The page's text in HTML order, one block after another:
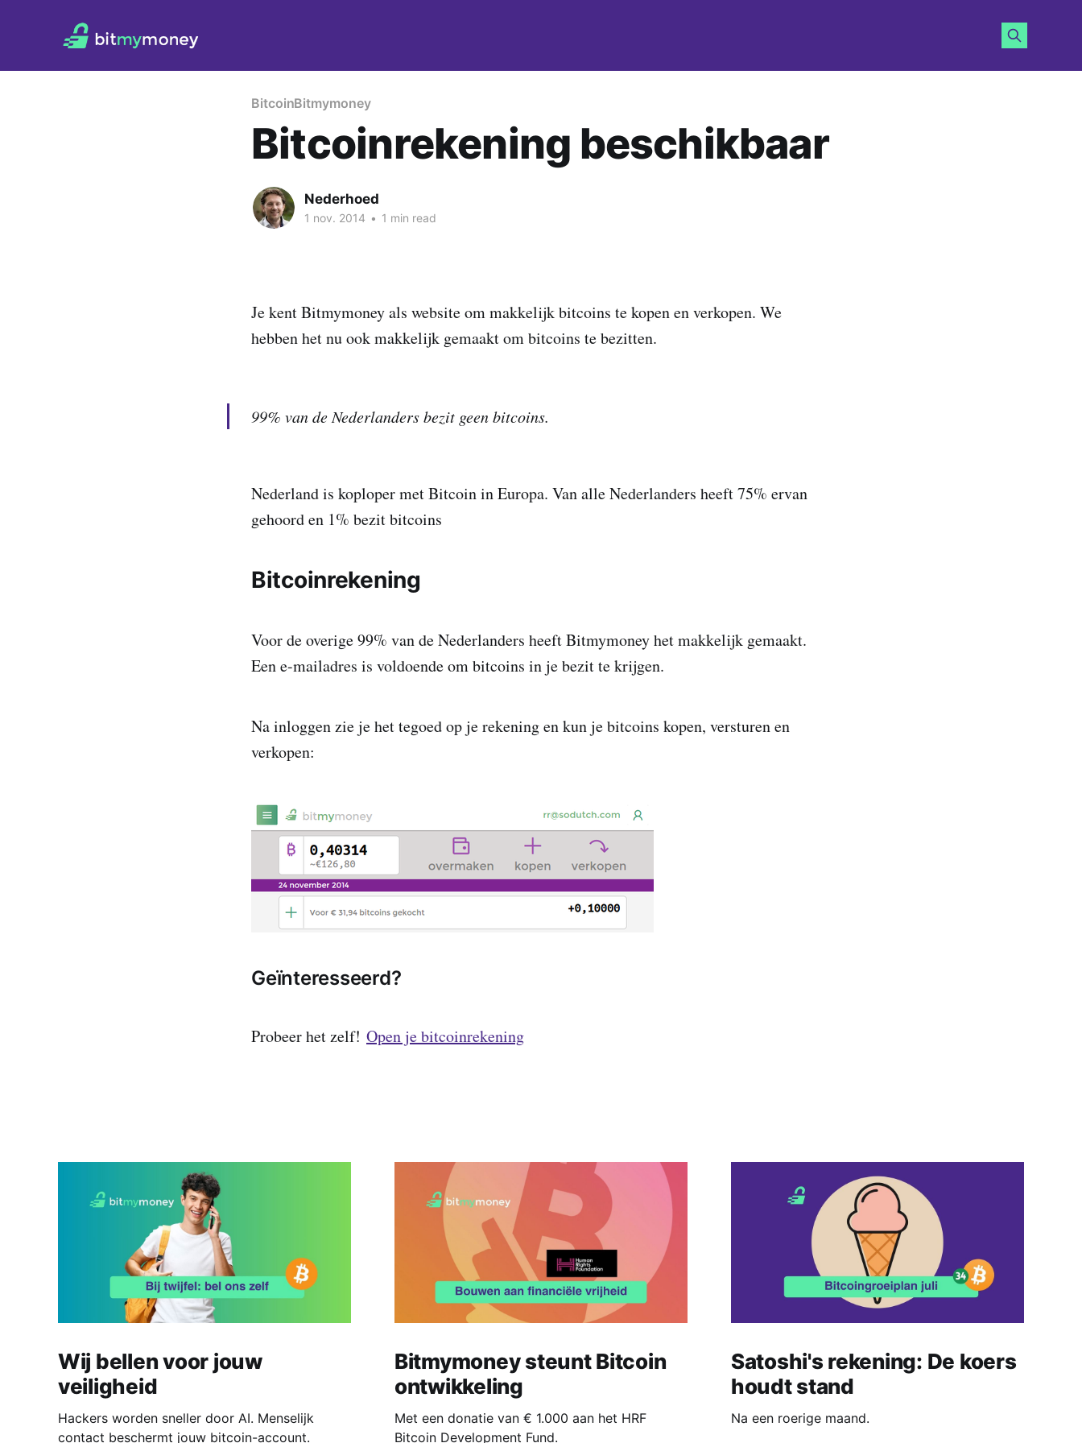
BitcoinBitmymoney
Bitcoinrekening beschikbaar
Nederhoed
1 nov. 2014 • 1 min read
Je kent Bitmymoney als website om makkelijk bitcoins te kopen en verkopen. We
hebben het nu ook makkelijk gemaakt om bitcoins te bezitten.
99% van de Nederlanders bezit geen bitcoins.
Nederland is koploper met Bitcoin in Europa. Van alle Nederlanders heeft 75% ervan
gehoord en 1% bezit bitcoins
Bitcoinrekening
Voor de overige 99% van de Nederlanders heeft Bitmymoney het makkelijk gemaakt.
Een e-mailadres is voldoende om bitcoins in je bezit te krijgen.
Na inloggen zie je het tegoed op je rekening en kun je bitcoins kopen, versturen en
verkopen:
Geïnteresseerd?
Probeer het zelf! Open je bitcoinrekening
Wij bellen voor jouw
veiligheid
Hackers worden sneller door AI. Menselijk
contact beschermt jouw bitcoin-account.
Bitmymoney steunt Bitcoin
ontwikkeling
Met een donatie van € 1.000 aan het HRF
Bitcoin Development Fund.
Satoshi's rekening: De koers
houdt stand
Na een roerige maand.